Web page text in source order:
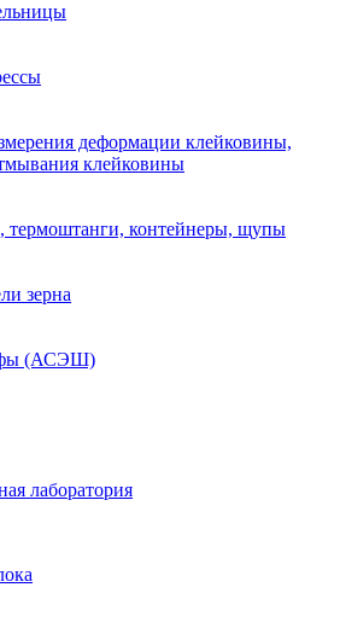
деформации клейковины,
клейковины
термоштанги, контейнеры, щупы
зерна
(АСЭШ)
лаборатория